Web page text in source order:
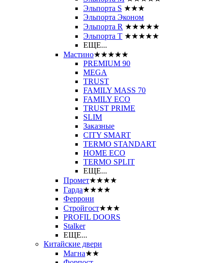
Эльпорта S ★★★
Эльпорта Эконом
Эльпорта R ★★★★★
Эльпорта Т ★★★★★
ЕЩЕ...
Мастино★★★★★
PREMIUM 90
MEGA
TRUST
FAMILY MASS 70
FAMILY ECO
TRUST PRIME
SLIM
Заказные
CITY SMART
TERMO STANDART
HOME ECO
ТЕRМО SPLIT
ЕЩЕ...
Промет★★★★
Гарда★★★★
Феррони
Стройгост★★★
PROFIL DOORS
Stalker
ЕЩЕ...
Китайские двери
Магна★★